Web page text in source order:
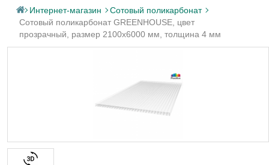
Интернет-магазин
Сотовый поликарбонат
Сотовый поликарбонат GREENHOUSE, цвет
прозрачный, размер 2100x6000 мм, толщина 4 мм